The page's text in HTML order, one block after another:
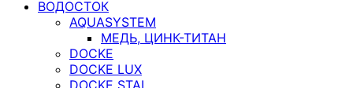
ВОДОСТОК
AQUASYSTEM
МЕДЬ, ЦИНК-ТИТАН
DOCKE
DOCKE LUX
DOCKE STAL